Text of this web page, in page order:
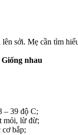
sởi. Mẹ cần tìm
Giống nhau
– 39 độ C;
mỏi, lừ đừ;
bắp;